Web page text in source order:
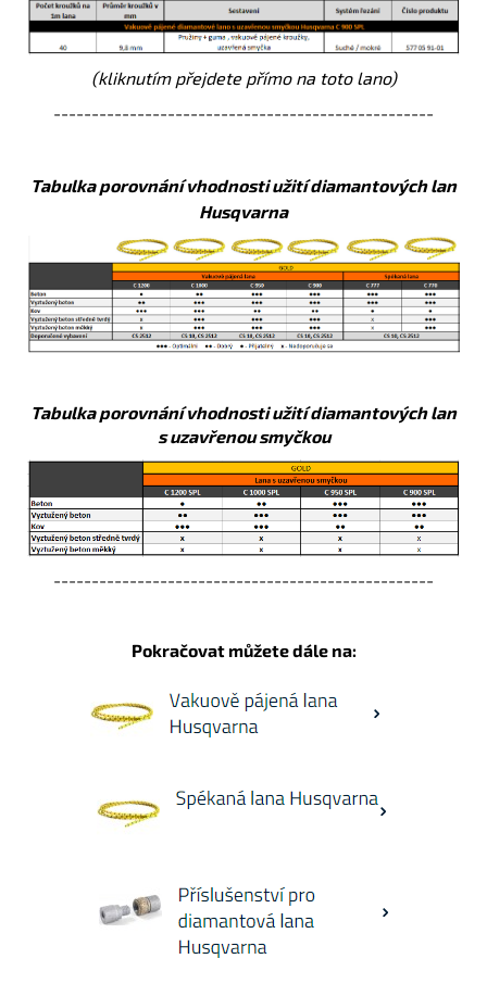
(kliknutím přejdete přímo na toto lano)
--------------------------------------------------
Tabulka porovnání vhodnosti užití diamantových lan
Husqvarna
Tabulka porovnání vhodnosti užití diamantových lan
s uzavřenou smyčkou
--------------------------------------------------
Pokračovat můžete dále na: